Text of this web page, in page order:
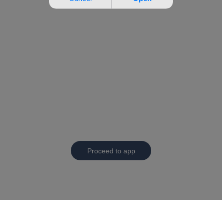
Proceed to app